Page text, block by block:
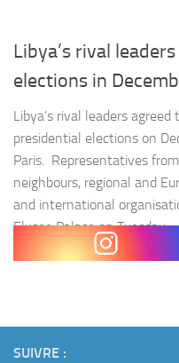
Libya’s rival
elections in
Libya’s rival leaders
presidential elections on
Paris. Representatives
neighbours, regional and
and international
Elysee Palace on
set the constitutional basis
SUIVRE :